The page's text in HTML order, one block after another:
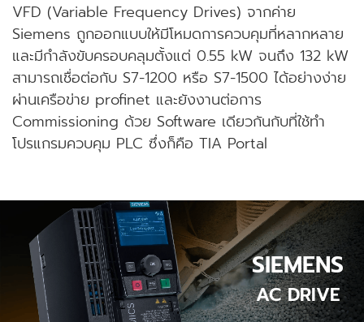
VFD (Variable Frequency Drives) จากค่าย
Siemens ถูกออกแบบให้มีโหมดการควบคุมที่หลากหลาย
และมีกำลังขับครอบคลุมตั้งแต่ 0.55 kW จนถึง 132 kW
สามารถเชื่อต่อกับ S7-1200 หรือ S7-1500 ได้อย่างง่าย
ผ่านเครือข่าย profinet และยังงานต่อการ
Commissioning ด้วย Software เดียวกันกับที่ใช้ทำ
โปรแกรมควบคุม PLC ซึ่งก็คือ TIA Portal
SIEMENS
AC DRIVE